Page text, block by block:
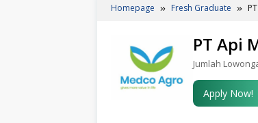
Homepage Fresh Graduate
PT Api
Jumlah
Apply Now!